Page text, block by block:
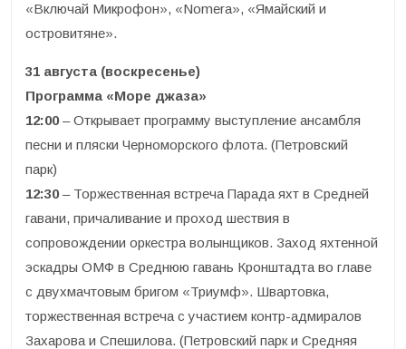
«Включай Микрофон», «Nomera», «Ямайский и
островитяне».
31 августа (воскресенье)
Программа «Море джаза»
12:00– Открывает программу выступление ансамбля
песни и пляски Черноморского флота. (Петровский
парк)
12:30– Торжественная встреча Парада яхт в Средней
гавани, причаливание и проход шествия в
сопровождении оркестра волынщиков. Заход яхтенной
эскадры ОМФ в Среднюю гавань Кронштадта во главе
с двухмачтовым бригом «Триумф». Швартовка,
торжественная встреча с участием контр-адмиралов
Захарова и Спешилова. (Петровский парк и Средняя